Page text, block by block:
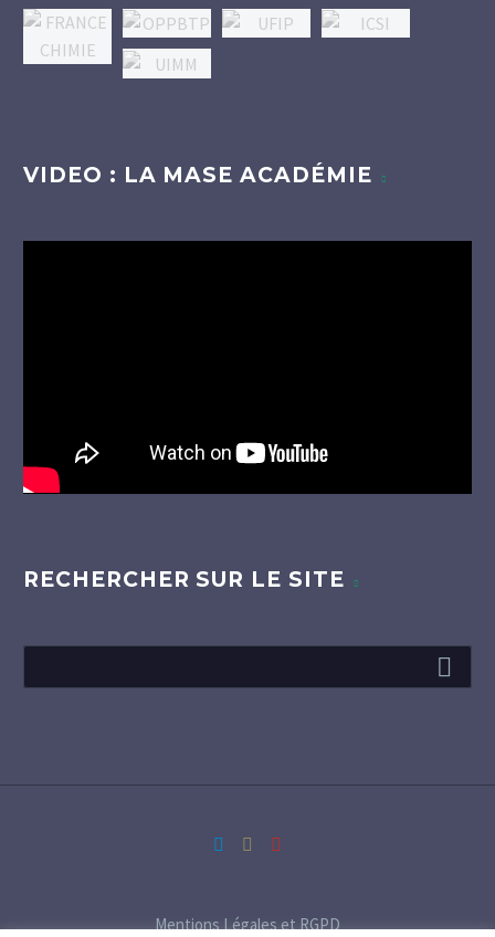
VIDEO : LA MASE ACADÉMIE
RECHERCHER SUR LE SITE
Mentions Légales et RGPD